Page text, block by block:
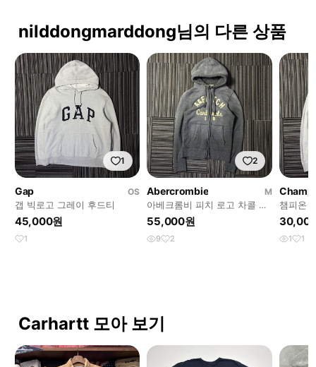
nilddongmarddong님의 다른 상품
1
Gap
OS
갭 빅로고 그레이 후드티
45,000원
1
2
Abercrombie
M
아베크롬비 피치 로고 차콜 후
드집업
55,000원
9 2
챔피온
티
1 1
Carhartt 모아 보기